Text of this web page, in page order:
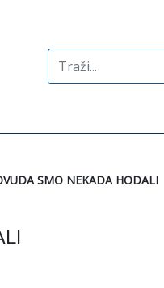
Search
for:
SMO NEKADA HODALI